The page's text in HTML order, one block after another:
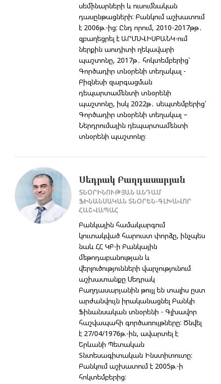
սեմինարների և ուսումնական
դասընթացների: Բանկում աշխատում
է 2006թ.-ից: Ընդ որում, 2010-2017թթ․
զբաղեցրել է ԱՐՄՍՎԻՍԲԱՆԿ-ում
ներքին աուդիտի ղեկավարի
պաշտոնը, 2017թ․ հոկտեմբերից՝
Գործադիր տնօրենի տեղակալ -
Բիզնեսի զարգացման
դեպարտամենտի տնօրենի
պաշտոնը, իսկ 2022թ․ սեպտեմբերից՝
Գործադիր տնօրենի տեղակալ –
Ներդրումային դեպարտամենտի
տնօրենի պաշտոնը։
Սեդրակ Բաղդասարյան
ՏՆՕՐԻՆՈՒԹՅԱՆ ԱՆԴԱՄ
ՖԻՆԱՆՍԱԿԱՆ ՏՆՕՐԵՆ-ԳԼԽԱՎՈՐ
ՀԱՇՎԱՊԱՀ
Բանկային համակարգում
կուտակված հարուստ փորձը, ինչպես
նաև ՀՀ ԿԲ-ի Բանկային
մեթոդաբանության և
վերլուծությունների վարչությունում
աշխատանքը Սեդրակ
Բաղդասարյանին թույլ են տալիս ըստ
արժանվույն իրականացնել Բանկի
Ֆինանսական տնօրենի - Գլխավոր
հաշվապահի գործառույթները: Ծնվել
է 27/04/1976թ.-ին, ավարտել է
Երևանի Պետական
Տնտեսագիտական Ինստիտուտը:
Բանկում աշխատում է 2005թ.-ի
հոկտեմբերից: